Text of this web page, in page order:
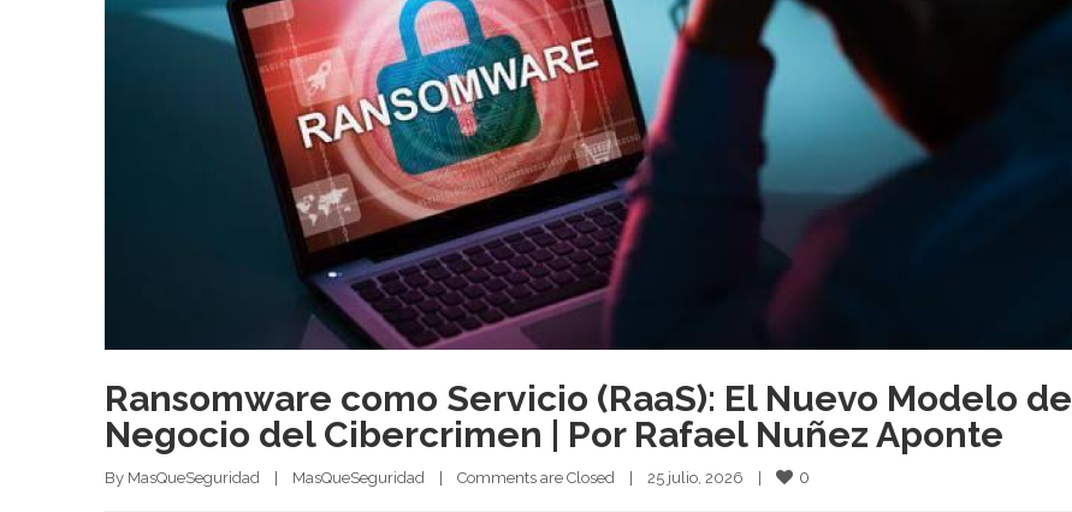
Ransomware como Servicio (RaaS): El Nuevo Modelo de
Negocio del Cibercrimen | Por Rafael Nuñez Aponte
By MasQueSeguridad | MasQueSeguridad | Comments are Closed | 25 julio, 2026 | 0